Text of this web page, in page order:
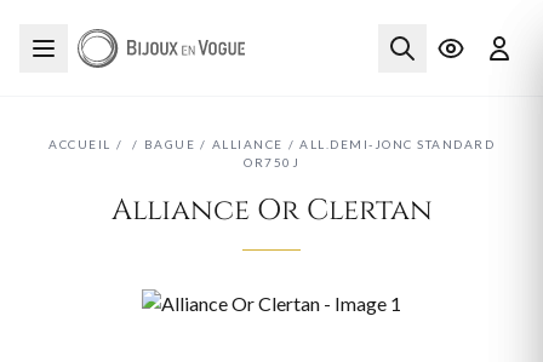
ACCUEIL / / BAGUE / ALLIANCE / ALL.DEMI-JONC STANDARD
OR750J
Alliance Or Clertan